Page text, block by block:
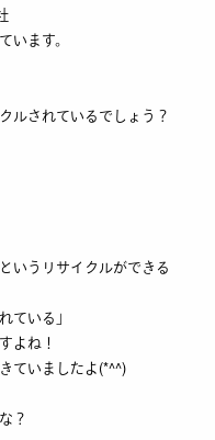
います。
ルされているでしょう？
うリサイクルができる
ている」
よね！
ていましたよ(*^^)
？